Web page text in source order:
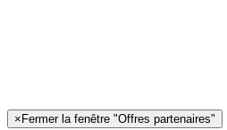
× Fermer la fenêtre "Offres partenaires"